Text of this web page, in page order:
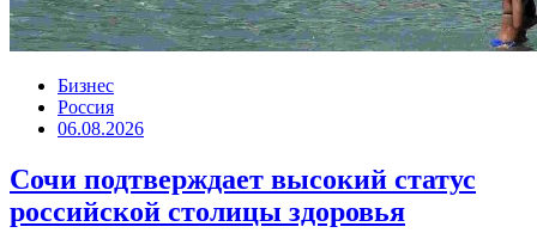
Бизнес
Россия
06.08.2026
Сочи подтверждает высокий статус
российской столицы здоровья